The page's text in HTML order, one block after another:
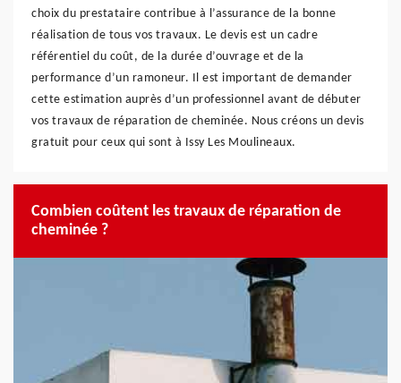
choix du prestataire contribue à l’assurance de la bonne
réalisation de tous vos travaux. Le devis est un cadre
référentiel du coût, de la durée d’ouvrage et de la
performance d’un ramoneur. Il est important de demander
cette estimation auprès d’un professionnel avant de débuter
vos travaux de réparation de cheminée. Nous créons un devis
gratuit pour ceux qui sont à Issy Les Moulineaux.
Combien coûtent les travaux de réparation de
cheminée ?